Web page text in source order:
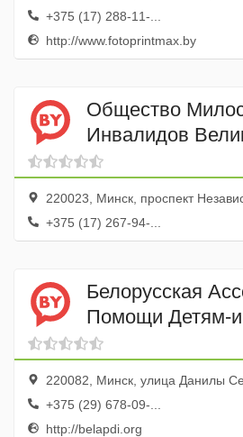
+375 (17) 288-11-...
http://www.fotoprintmax.by
Общество
Инвалидов
Отечественной
220023, Минск, проспект
+375 (17) 267-94-...
Белорусская
Помощи Детям-
Молодым
220082, Минск, улица Данилы
+375 (29) 678-09-...
http://belapdi.org